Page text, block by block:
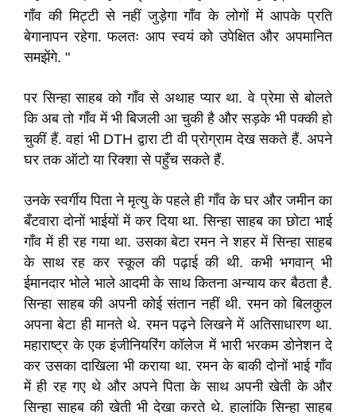
गाँव की मिट्टी से नहीं जुड़ेगा गाँव के लोगों में आपके प्रति
बेगानापन रहेगा.फलतः आप स्वयं को उपेक्षित और अपमानित
समझेंगे. "
पर सिन्हा साहब को गाँव से अथाह प्यार था.वे प्रेमा से बोलते
कि अब तो गाँव में भी बिजली आ चुकी है और सड़के भी पक्की हो
चुकीं हैं.वहां भी DTH द्वारा टी वी प्रोग्राम देख सकते हैं. अपने
घर तक ऑटो या रिक्शा से पहुँच सकते हैं.
उनके स्वर्गीय पिता ने मृत्यु के पहले ही गाँव के घर और जमीन का
बँटवारा दोनों भाईयों में कर दिया था.सिन्हा साहब का छोटा भाई
गाँव में ही रह गया था.उसका बेटा रमन ने शहर में सिन्हा साहब
के साथ रह कर स्कूल की पढ़ाई की थी.कभी भगवान् भी
ईमानदार भोले भाले आदमी के साथ कितना अन्याय कर बैठता है.
सिन्हा साहब की अपनी कोई संतान नहीं थी.रमन को बिलकुल
अपना बेटा ही मानते थे.रमन पढ़ने लिखने में अतिसाधारण था.
महाराष्ट्र के एक इंजीनियरिंग कॉलेज में भारी भरकम डोनेशन दे
कर उसका दाखिला भी कराया था.रमन के बाकी दोनों भाई गाँव
में ही रह गए थे और अपने पिता के साथ अपनी खेती के और
सिन्हा साहब की खेती भी देखा करते थे.हालांकि सिन्हा साहब